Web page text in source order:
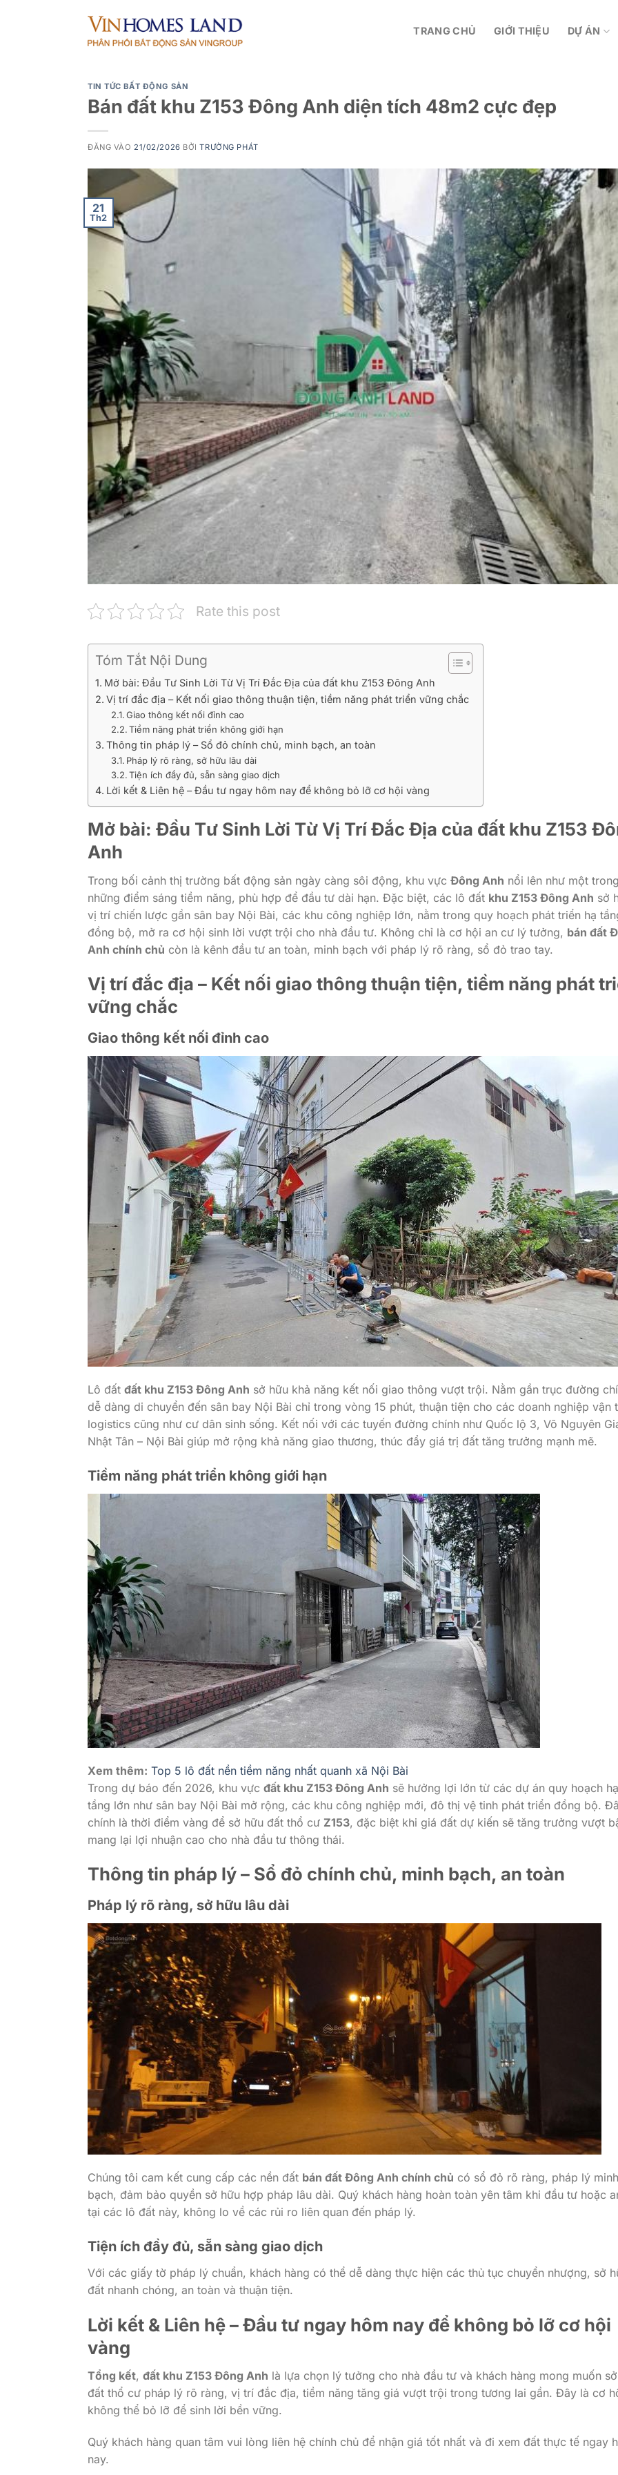
TRANG CHỦ GIỚI THIỆU DỰ ÁN
TIN TỨC BẤT ĐỘNG SẢN
Bán đất khu Z153 Đông Anh diện tích 48m2 cực đẹp
ĐĂNG VÀO 21/02/2026 BỞITRƯỜNG PHÁT
21
Th2
Rate this post
Tóm Tắt Nội Dung
Mở bài: Đầu Tư Sinh Lời Từ Vị Trí Đắc Địa của đất khu Z153 Đông Anh
Vị trí đắc địa – Kết nối giao thông thuận tiện, tiềm năng phát triển vững chắc
Giao thông kết nối đỉnh cao
Tiềm năng phát triển không giới hạn
Thông tin pháp lý – Sổ đỏ chính chủ, minh bạch, an toàn
Pháp lý rõ ràng, sở hữu lâu dài
Tiện ích đầy đủ, sẵn sàng giao dịch
Lời kết & Liên hệ – Đầu tư ngay hôm nay để không bỏ lỡ cơ hội vàng
Mở bài: Đầu Tư Sinh Lời Từ Vị Trí Đắc Địa của đất khu Z153
Anh
Trong bối cảnh thị trường bất động sản ngày càng sôi động, khu vực Đông Anh nổi lên như một trong
những điểm sáng tiềm năng, phù hợp để đầu tư dài hạn. Đặc biệt, các lô đất khu Z153 Đông Anh sở
vị trí chiến lược gần sân bay Nội Bài, các khu công nghiệp lớn, nằm trong quy hoạch phát triển hạ
đồng bộ, mở ra cơ hội sinh lời vượt trội cho nhà đầu tư. Không chỉ là cơ hội an cư lý tưởng, bán đất
Anh chính chủ còn là kênh đầu tư an toàn, minh bạch với pháp lý rõ ràng, sổ đỏ trao tay.
Vị trí đắc địa – Kết nối giao thông thuận tiện, tiềm năng phát
vững chắc
Giao thông kết nối đỉnh cao
Lô đất đất khu Z153 Đông Anh sở hữu khả năng kết nối giao thông vượt trội. Nằm gần trục đường
dễ dàng di chuyển đến sân bay Nội Bài chỉ trong vòng 15 phút, thuận tiện cho các doanh nghiệp vận
logistics cũng như cư dân sinh sống. Kết nối với các tuyến đường chính như Quốc lộ 3, Võ Nguyên
Nhật Tân – Nội Bài giúp mở rộng khả năng giao thương, thúc đẩy giá trị đất tăng trưởng mạnh mẽ.
Tiềm năng phát triển không giới hạn
Xem thêm: Top 5 lô đất nền tiềm năng nhất quanh xã Nội Bài
Trong dự báo đến 2026, khu vực đất khu Z153 Đông Anh sẽ hưởng lợi lớn từ các dự án quy hoạch hạ
tầng lớn như sân bay Nội Bài mở rộng, các khu công nghiệp mới, đô thị vệ tinh phát triển đồng bộ.
chính là thời điểm vàng để sở hữu đất thổ cư Z153, đặc biệt khi giá đất dự kiến sẽ tăng trưởng vượt
mang lại lợi nhuận cao cho nhà đầu tư thông thái.
Thông tin pháp lý – Sổ đỏ chính chủ, minh bạch, an toàn
Pháp lý rõ ràng, sở hữu lâu dài
Chúng tôi cam kết cung cấp các nền đất bán đất Đông Anh chính chủ có sổ đỏ rõ ràng, pháp lý minh
bạch, đảm bảo quyền sở hữu hợp pháp lâu dài. Quý khách hàng hoàn toàn yên tâm khi đầu tư hoặc
tại các lô đất này, không lo về các rủi ro liên quan đến pháp lý.
Tiện ích đầy đủ, sẵn sàng giao dịch
Với các giấy tờ pháp lý chuẩn, khách hàng có thể dễ dàng thực hiện các thủ tục chuyển nhượng, sở
đất nhanh chóng, an toàn và thuận tiện.
Lời kết & Liên hệ – Đầu tư ngay hôm nay để không bỏ lỡ cơ hội
vàng
Tổng kết, đất khu Z153 Đông Anh là lựa chọn lý tưởng cho nhà đầu tư và khách hàng mong muốn
đất thổ cư pháp lý rõ ràng, vị trí đắc địa, tiềm năng tăng giá vượt trội trong tương lai gần. Đây là cơ
không thể bỏ lỡ để sinh lời bền vững.
Quý khách hàng quan tâm vui lòng liên hệ chính chủ để nhận giá tốt nhất và đi xem đất thực tế ngay
nay.